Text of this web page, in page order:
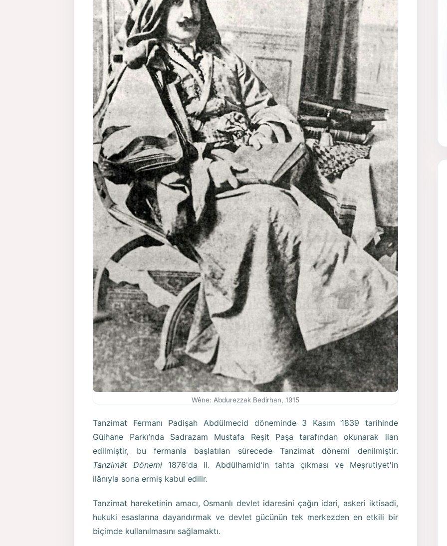
Wêne: Abdurezzak Bedirhan, 1915
Tanzimat Fermanı Padişah Abdülmecid döneminde 3 Kasım 1839 tarihinde
Gülhane Parkı’nda Sadrazam Mustafa Reşit Paşa tarafından okunarak ilan
edilmiştir, bu fermanla başlatılan sürecede Tanzimat dönemi denilmiştir.
Tanzimât Dönemi 1876'da II. Abdülhamid'in tahta çıkması ve Meşrutiyet'in
ilânıyla sona ermiş kabul edilir.
Tanzimat hareketinin amacı, Osmanlı devlet idaresini çağın idari, askeri iktisadi,
hukuki esaslarına dayandırmak ve devlet gücünün tek merkezden en etkili bir
biçimde kullanılmasını sağlamaktı.